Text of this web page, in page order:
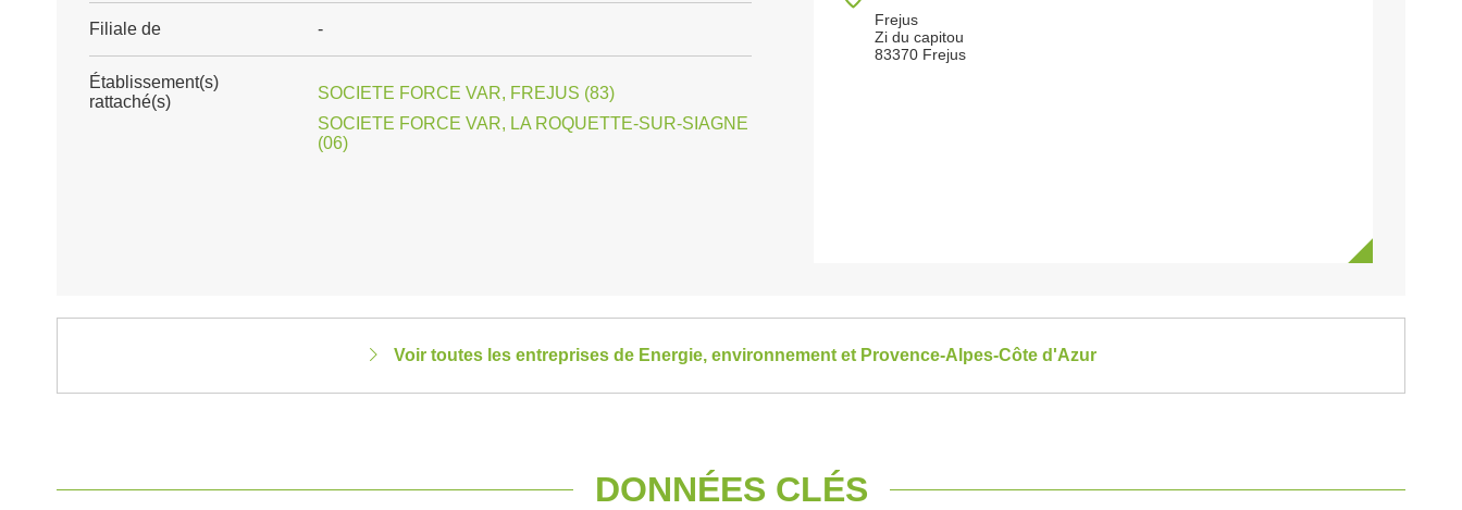
Filiale de -
Établissement(s)
rattaché(s)
SOCIETE FORCE VAR, FREJUS (83)
SOCIETE FORCE VAR, LA ROQUETTE-SUR-SIAGNE
(06)
Frejus
Zi du capitou
83370 Frejus
Voir toutes les entreprises de Energie, environnement et Provence-Alpes-Côte d'Azur
DONNÉES CLÉS